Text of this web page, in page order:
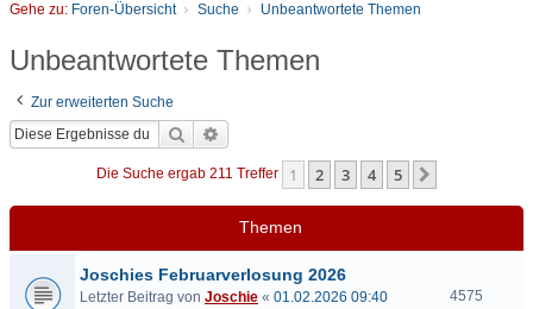
Gehe zu: Foren-Übersicht Suche Unbeantwortete Themen
Unbeantwortete Themen
Zur erweiterten Suche
Suche
Die Suche ergab 211 Treffer 1 2 3 4 5
Themen
Joschies Februarverlosung 2026
Letzter Beitrag von Joschie « 01.02.2026 09:40
4575